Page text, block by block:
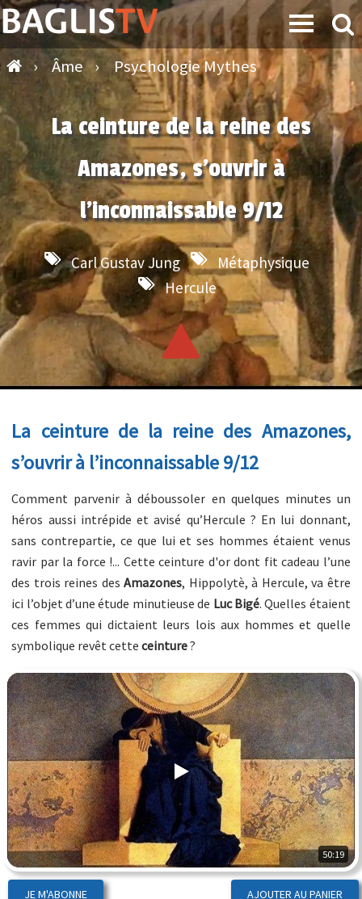
› Âme › Psychologie Mythes
La ceinture de la reine des
Amazones, s’ouvrir à
l’inconnaissable 9/12
Carl Gustav Jung
Métaphysique
Hercule
La ceinture de la reine des Amazones,
s’ouvrir à l’inconnaissable 9/12
Comment parvenir à déboussoler en quelques minutes un
héros aussi intrépide et avisé qu’Hercule ? En lui donnant,
sans contrepartie, ce que lui et ses hommes étaient venus
ravir par la force !... Cette ceinture d'or dont fit cadeau l’une
des trois reines desAmazones, Hippolytè, à Hercule, va être
ici l’objet d’une étude minutieuse de Luc Bigé. Quelles étaient
ces femmes qui dictaient leurs lois aux hommes et quelle
symbolique revêt cetteceinture?
50:19
JE M'ABONNE